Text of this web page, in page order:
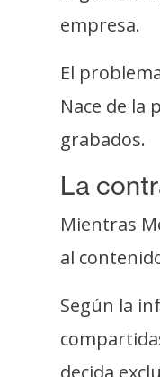
empresa.
El
Nace de la
grabados.
La
Mientras
al
Según la
decida